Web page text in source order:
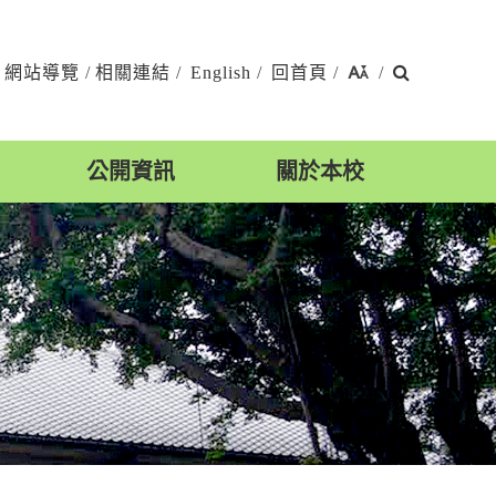
網站導覽 / 相關連結 / English / 回首頁 / /
公開資訊 關於本校